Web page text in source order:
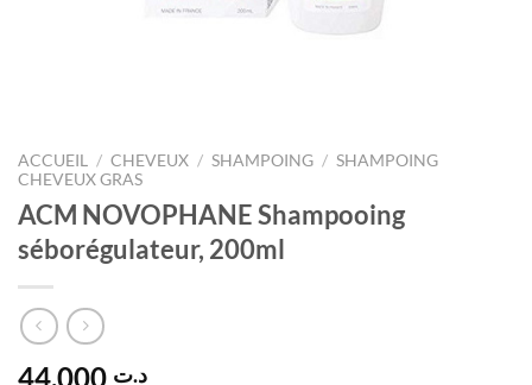
ACCUEIL / CHEVEUX / SHAMPOING / SHAMPOING
CHEVEUX GRAS
ACM NOVOPHANE Shampooing
séborégulateur, 200ml
د.ت